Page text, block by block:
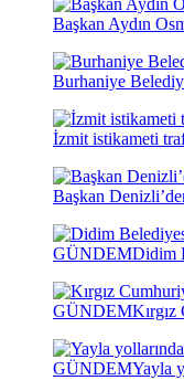
Başkan Aydın
Burhaniye
İzmit istikameti
Başkan
GÜNDEMDidim
GÜNDEM
GÜNDEMYayla